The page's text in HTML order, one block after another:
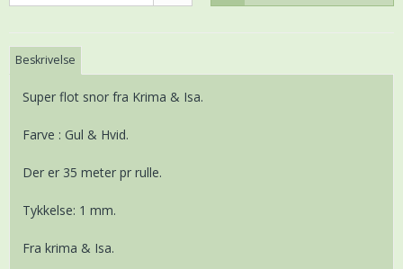
Beskrivelse
Super flot snor fra Krima & Isa.
Farve : Gul & Hvid.
Der er 35 meter pr rulle.
Tykkelse: 1 mm.
Fra krima & Isa.